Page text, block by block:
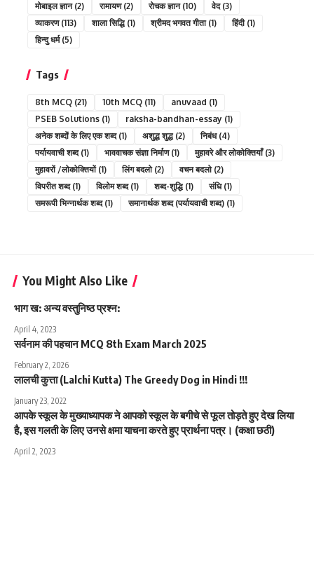
मोबाइल ज्ञान(2) रामायण(2) रोचक ज्ञान(10) वेद(3)
व्याकरण(113) शाला सिद्धि(1) श्रीमद भगवत गीता(1) हिंदी(1)
हिन्दु धर्म(5)
Tags
8th MCQ (21) 10th MCQ (11) anuvaad (1)
PSEB Solutions (1) raksha-bandhan-essay (1)
अनेक शब्दों के लिए एक शब्द(1) अशुद्ध शुद्ध(2) निबंध(4)
पर्यायवाची शब्द(1) भाववाचक संज्ञा निर्माण(1) मुहावरे और लोकोक्तियाँ(3)
मुहावरों /लोकोक्तियों(1) लिंग बदलो(2) वचन बदलो(2)
विपरीत शब्द(1) विलोम शब्द(1) शब्द-शुद्धि(1) संधि(1)
समरूपी भिन्नार्थक शब्द(1) समानार्थक शब्द (पर्यायवाची शब्द) (1)
You Might Also Like
भाग ख: अन्य वस्तुनिष्ठ प्रश्न:
April 4, 2023
सर्वनाम की पहचान MCQ 8th Exam March 2025
February 2, 2026
लालची कुत्ता (Lalchi Kutta) The Greedy Dog in Hindi !!!
January 23, 2022
आपके स्कूल के मुख्याध्यापक ने आपको स्कूल के बगीचे से फूल तोड़ते हुए देख लिया
है, इस गलती के लिए उनसे क्षमा याचना करते हुए प्रार्थना पत्र। (कक्षा छठी)
April 2, 2023